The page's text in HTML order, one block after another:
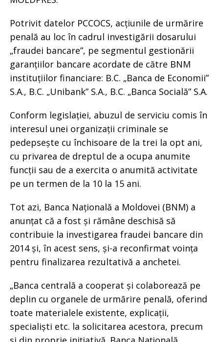
Potrivit datelor PCCOCS, acțiunile de urmărire
penală au loc în cadrul investigării dosarului
„fraudei bancare”, pe segmentul gestionării
garanțiilor bancare acordate de către BNM
instituțiilor financiare: B.C. „Banca de Economii”
S.A., B.C. „Unibank” S.A., B.C. „Banca Socială” S.A.
Conform legislației, abuzul de serviciu comis în
interesul unei organizații criminale se
pedepsește cu închisoare de la trei la opt ani,
cu privarea de dreptul de a ocupa anumite
funcții sau de a exercita o anumită activitate
pe un termen de la 10 la 15 ani.
Tot azi, Banca Națională a Moldovei (BNM) a
anunțat că a fost și rămâne deschisă să
contribuie la investigarea fraudei bancare din
2014 și, în acest sens, și-a reconfirmat voința
pentru finalizarea rezultativă a anchetei.
„Banca centrală a cooperat și colaborează pe
deplin cu organele de urmărire penală, oferind
toate materialele existente, explicații,
specialiști etc. la solicitarea acestora, precum